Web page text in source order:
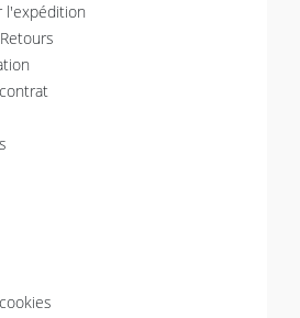
l'expédition